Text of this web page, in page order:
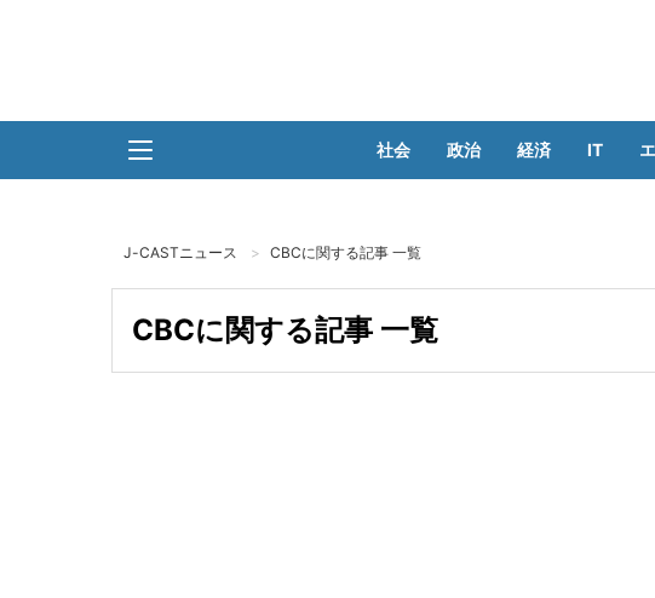
社会 政治 経済 IT
J-CASTニュース CBCに関する記事 一覧
CBCに関する記事 一覧